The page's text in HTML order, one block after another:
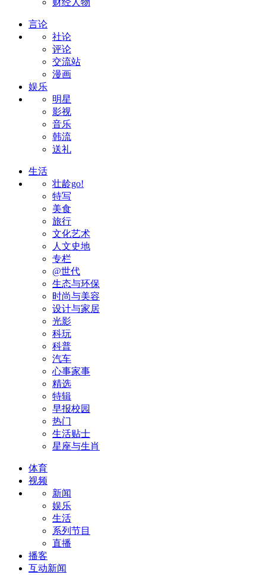
财经人物
言论
社论
评论
交流站
漫画
娱乐
明星
影视
音乐
韩流
送礼
生活
壮龄go!
特写
美食
旅行
文化艺术
人文史地
专栏
@世代
生态与环保
时尚与美容
设计与家居
光影
科玩
科普
汽车
心事家事
精选
特辑
早报校园
热门
生活贴士
星座与生肖
体育
视频
新闻
娱乐
生活
系列节目
直播
播客
互动新闻